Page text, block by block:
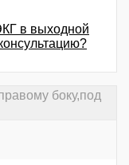
в выходной
боку,под